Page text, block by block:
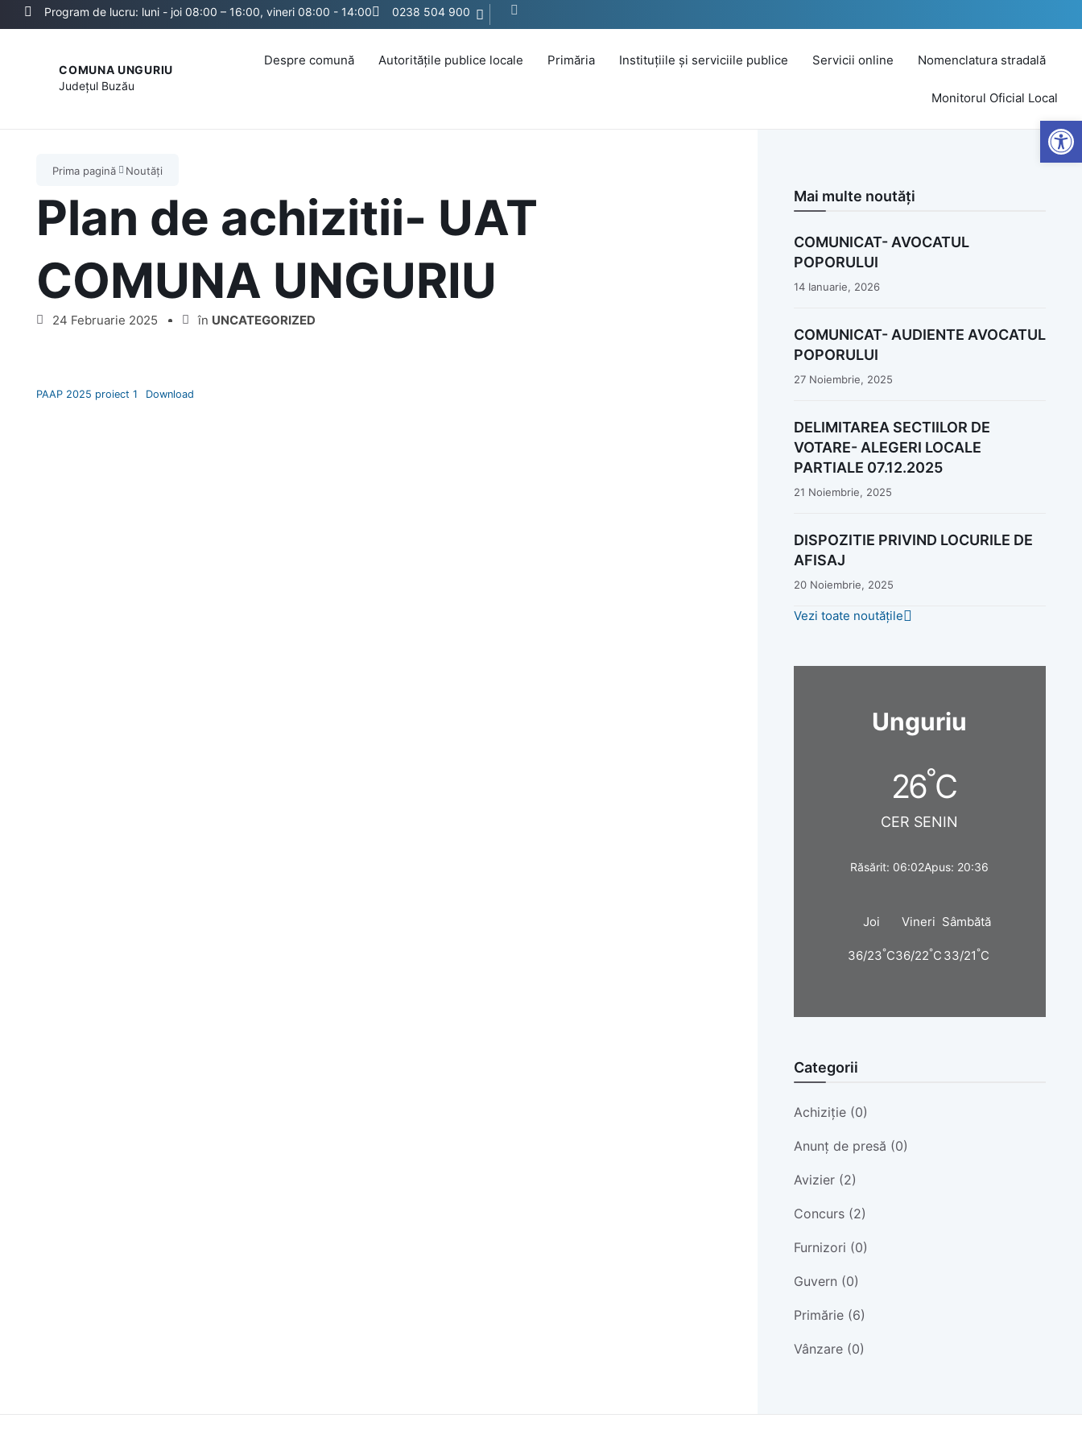
Program de lucru: luni - joi 08:00 – 16:00, vineri 08:00 - 14:00 0238 504 900
COMUNA UNGURIU
Județul Buzău
Despre comună Autoritățile publice locale Primăria Instituțiile și serviciile publice Servicii online Nomenclatura stradală
Monitorul Oficial Local
Prima pagină Noutăți
Plan de achizitii- UAT
COMUNA UNGURIU
24 Februarie 2025 în UNCATEGORIZED
PAAP 2025 proiect 1 Download
Mai multe noutăți
COMUNICAT- AVOCATUL
POPORULUI
14 Ianuarie, 2026
COMUNICAT- AUDIENTE AVOCATUL
POPORULUI
27 Noiembrie, 2025
DELIMITAREA SECTIILOR DE
VOTARE- ALEGERI LOCALE
PARTIALE 07.12.2025
21 Noiembrie, 2025
DISPOZITIE PRIVIND LOCURILE DE
AFISAJ
20 Noiembrie, 2025
Vezi toate noutățile
Unguriu
26°C
CER SENIN
Răsărit: 06:02Apus: 20:36
Joi
36/23°C
Vineri
36/22°C
Sâmbătă
33/21°C
Categorii
Achiziție (0)
Anunț de presă (0)
Avizier (2)
Concurs (2)
Furnizori (0)
Guvern (0)
Primărie (6)
Vânzare (0)